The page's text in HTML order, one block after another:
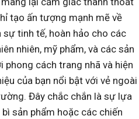
tạo ấn tượng mạnh mẽ về
tinh tế, hoàn hảo cho các
nhiên, mỹ phẩm, và các sản
phong cách trang nhã và hiện
của bạn nổi bật với vẻ ngoài
Đây chắc chắn là sự lựa
sản phẩm hoặc các chiến